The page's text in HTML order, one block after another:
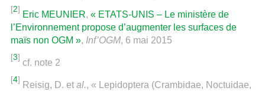
[2]
Eric MEUNIER, « ETATS-UNIS – Le ministère de
l’Environnement propose d’augmenter les surfaces de
maïs non OGM », Inf’OGM, 6 mai 2015
[3]
cf. note 2
[4]
Reisig, D. et al., « Lepidoptera (Crambidae, Noctuidae,